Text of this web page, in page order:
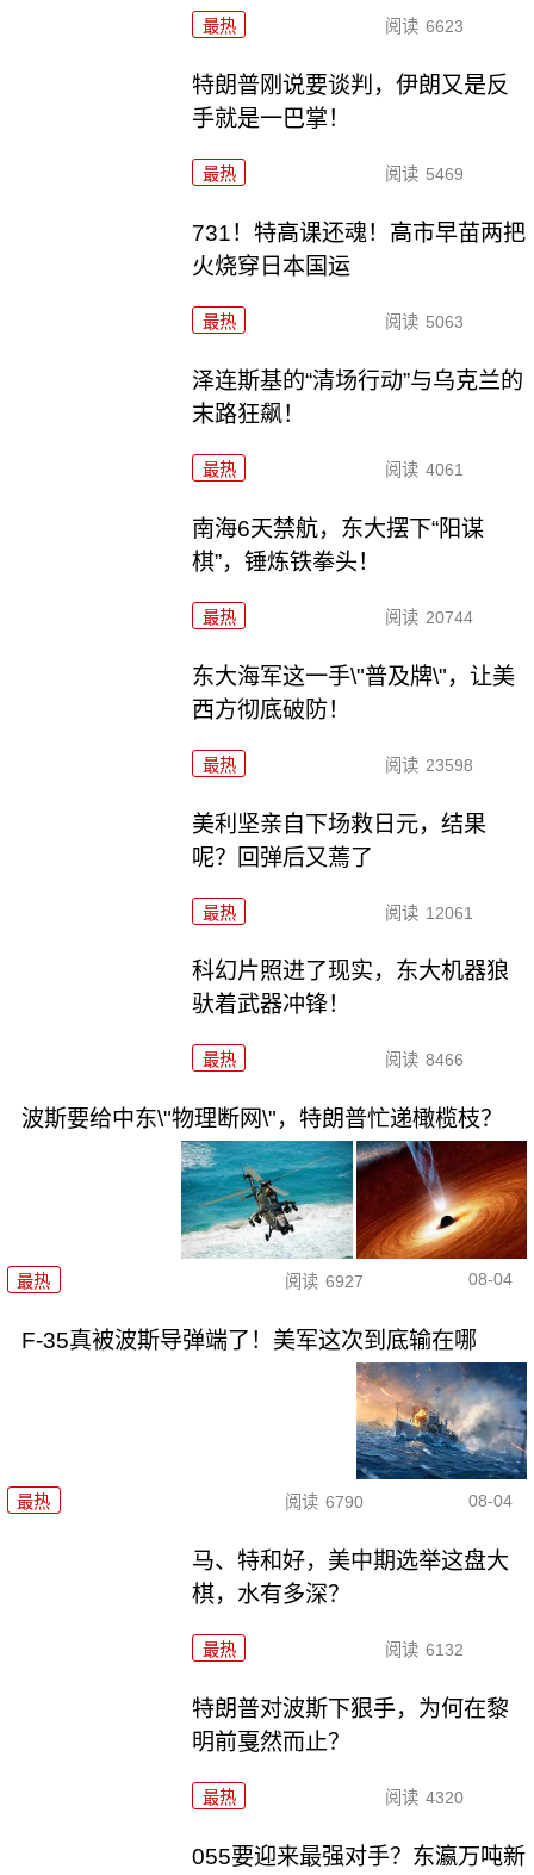
最热 阅读 6623
特朗普刚说要谈判，伊朗又是反
手就是一巴掌！
最热 阅读 5469
731！特高课还魂！高市早苗两把
火烧穿日本国运
最热 阅读 5063
泽连斯基的“清场行动”与乌克兰的
末路狂飙！
最热 阅读 4061
南海6天禁航，东大摆下“阳谋
棋”，锤炼铁拳头！
最热 阅读 20744
东大海军这一手\"普及牌\"，让美
西方彻底破防！
最热 阅读 23598
美利坚亲自下场救日元，结果
呢？回弹后又蔫了
最热 阅读 12061
科幻片照进了现实，东大机器狼
驮着武器冲锋！
最热 阅读 8466
波斯要给中东\"物理断网\"，特朗普忙递橄榄枝？
最热 阅读 6927 08-04
F-35真被波斯导弹端了！美军这次到底输在哪
最热 阅读 6790 08-04
马、特和好，美中期选举这盘大
棋，水有多深？
最热 阅读 6132
特朗普对波斯下狠手，为何在黎
明前戛然而止？
最热 阅读 4320
055要迎来最强对手？东瀛万吨新